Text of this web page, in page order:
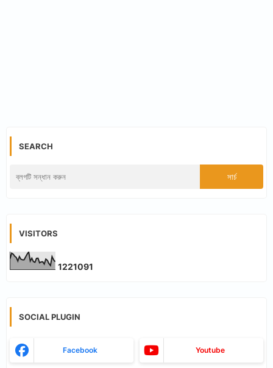
SEARCH
VISITORS
1221091
SOCIAL PLUGIN
Facebook Youtube